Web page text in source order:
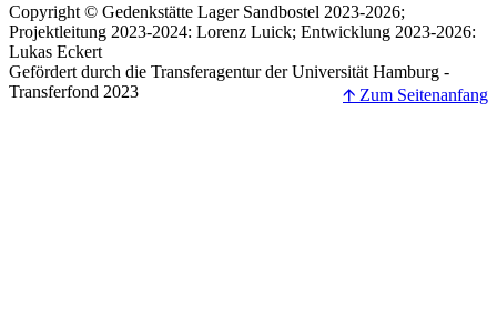
Copyright © Gedenkstätte Lager Sandbostel 2023-2026;
Projektleitung 2023-2024: Lorenz Luick; Entwicklung 2023-2026:
Lukas Eckert
Gefördert durch die Transferagentur der Universität Hamburg -
Transferfond 2023
🡩 Zum Seitenanfang